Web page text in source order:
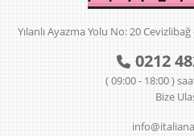
Yılanlı Ayazma Yolu No: 20
0212
( 09:00 - 18:00 )
Bize